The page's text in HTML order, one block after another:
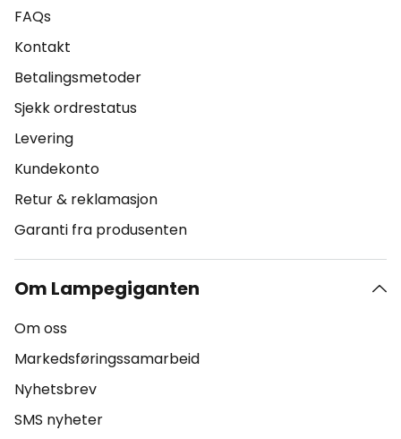
FAQs
Kontakt
Betalingsmetoder
Sjekk ordrestatus
Levering
Kundekonto
Retur & reklamasjon
Garanti fra produsenten
Om Lampegiganten
Om oss
Markedsføringssamarbeid
Nyhetsbrev
SMS nyheter